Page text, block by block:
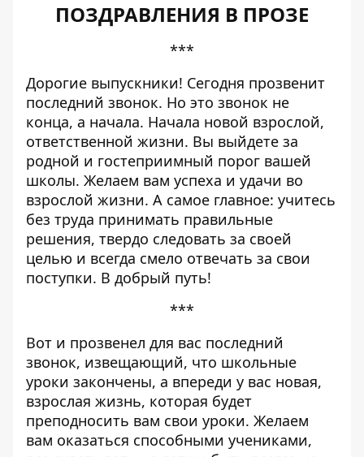
ПОЗДРАВЛЕНИЯ В ПРОЗЕ
***
Дорогие выпускники! Сегодня прозвенит
последний звонок. Но это звонок не
конца, а начала. Начала новой взрослой,
ответственной жизни. Вы выйдете за
родной и гостеприимный порог вашей
школы. Желаем вам успеха и удачи во
взрослой жизни. А самое главное: учитесь
без труда принимать правильные
решения, твердо следовать за своей
целью и всегда смело отвечать за свои
поступки. В добрый путь!
***
Вот и прозвенел для вас последний
звонок, извещающий, что школьные
уроки закончены, а впереди у вас новая,
взрослая жизнь, которая будет
преподносить вам свои уроки. Желаем
вам оказаться способными учениками,